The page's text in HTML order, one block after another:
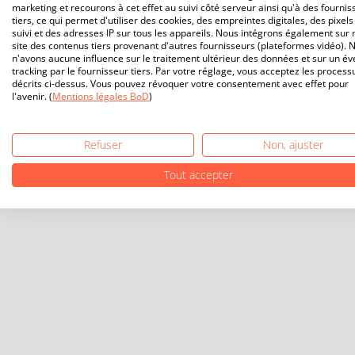
marketing et recourons à cet effet au suivi côté serveur ainsi qu'à des
tiers, ce qui permet d'utiliser des cookies, des empreintes digitales, des
suivi et des adresses IP sur tous les appareils. Nous intégrons également sur
site des contenus tiers provenant d'autres fournisseurs (plateformes vidéo).
n'avons aucune influence sur le traitement ultérieur des données et sur un
tracking par le fournisseur tiers. Par votre réglage, vous acceptez les
décrits ci-dessus. Vous pouvez révoquer votre consentement avec effet pour
l'avenir. (Mentions légales BoD)
Refuser
Non, ajuster
Tout accepter